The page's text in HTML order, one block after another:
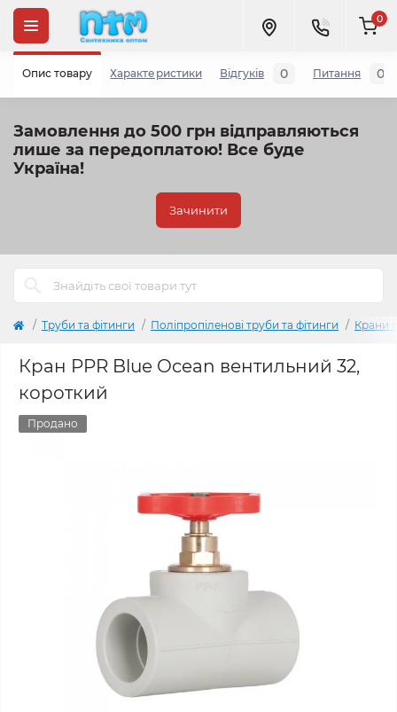
Замовлення до 500 грн відправляються
лише за передоплатою! Все буде
Україна!
Зачинити
0
Труби та фітинги Поліпропіленові труби та фітинги Крани
Кран PPR Blue Ocean вентильний 32,
короткий
Продано
Опис товару Характеристики Відгуків 0 Питання 0